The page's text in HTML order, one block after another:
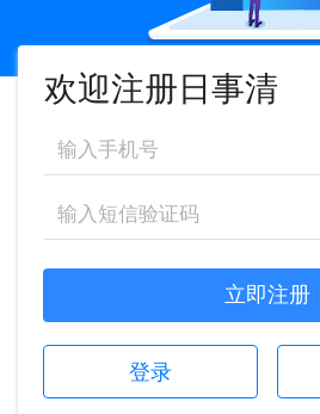
欢迎注册日事清
立即注册
登录